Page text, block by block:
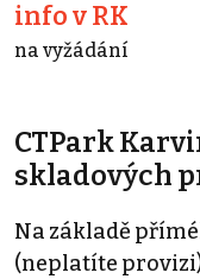
info v RK
na vyžádání
CTPark
skladových
Na základě
(neplatíte